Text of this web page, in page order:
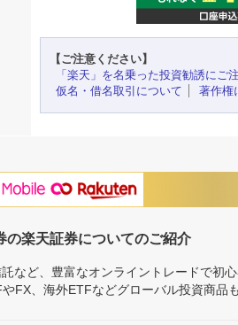
【ご注意ください】
「楽天」を名乗った投資勧誘にご
仮名・借名取引について
著作権
の楽天証券についてのご紹介
など、豊富なオンライントレードで初
FX、海外ETFなどグローバル投資商品